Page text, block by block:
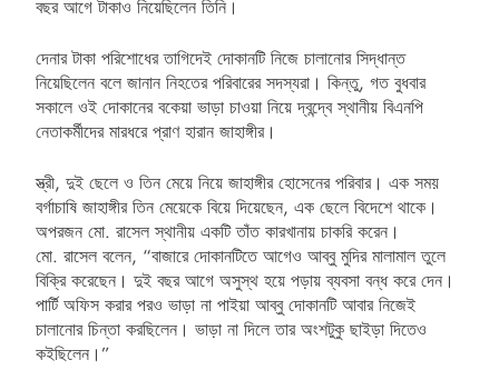
বছর আগে টাকাও নিয়েছিলেন তিনি।
দেনার টাকা পরিশোধের তাগিদেই দোকানটি নিজে চালানোর সিদ্ধান্ত
নিয়েছিলেন বলে জানান নিহতের পরিবারের সদস্যরা। কিন্তু, গত বুধবার
সকালে ওই দোকানের বকেয়া ভাড়া চাওয়া নিয়ে দ্বন্দ্বে স্থানীয় বিএনপি
নেতাকর্মীদের মারধরে প্রাণ হারান জাহাঙ্গীর।
স্ত্রী, দুই ছেলে ও তিন মেয়ে নিয়ে জাহাঙ্গীর হোসেনের পরিবার। এক সময়
বর্গাচাষি জাহাঙ্গীর তিন মেয়েকে বিয়ে দিয়েছেন, এক ছেলে বিদেশে থাকে।
অপরজন মো. রাসেল স্থানীয় একটি তাঁত কারখানায় চাকরি করেন।
মো. রাসেল বলেন, “বাজারে দোকানটিতে আগেও আব্বু মুদির মালামাল তুলে
বিক্রি করেছেন। দুই বছর আগে অসুস্থ হয়ে পড়ায় ব্যবসা বন্ধ করে দেন।
পার্টি অফিস করার পরও ভাড়া না পাইয়া আব্বু দোকানটি আবার নিজেই
চালানোর চিন্তা করছিলেন। ভাড়া না দিলে তার অংশটুকু ছাইড়া দিতেও
কইছিলেন।”